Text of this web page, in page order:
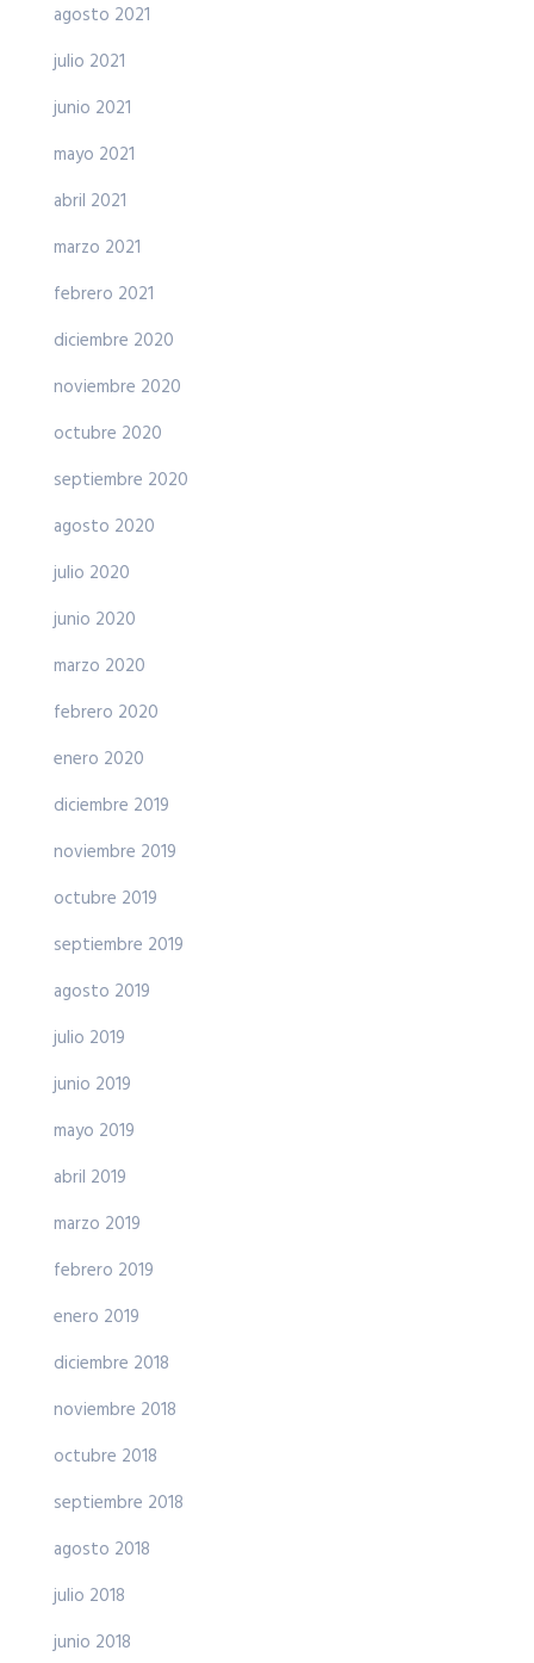
agosto 2021
julio 2021
junio 2021
mayo 2021
abril 2021
marzo 2021
febrero 2021
diciembre 2020
noviembre 2020
octubre 2020
septiembre 2020
agosto 2020
julio 2020
junio 2020
marzo 2020
febrero 2020
enero 2020
diciembre 2019
noviembre 2019
octubre 2019
septiembre 2019
agosto 2019
julio 2019
junio 2019
mayo 2019
abril 2019
marzo 2019
febrero 2019
enero 2019
diciembre 2018
noviembre 2018
octubre 2018
septiembre 2018
agosto 2018
julio 2018
junio 2018